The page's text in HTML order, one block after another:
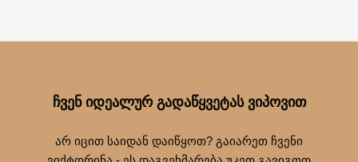
ᲩᲕᲔᲜ ᲘᲓᲔᲐᲚᲣᲠ ᲒᲐᲓᲐᲬᲧᲕᲔᲢᲐᲡ ᲕᲘᲞᲝᲕᲘᲗ
არ იცით საიდან დაიწყოთ? გაიარეთ ჩვენი